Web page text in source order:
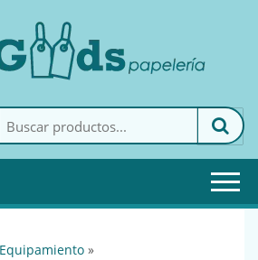
My Goods es tu papelería
online de confianza. Podrás
encontrar todo lo necesario
equipamiento »